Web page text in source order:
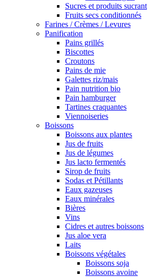
Sucres et produits sucrant
Fruits secs conditionnés
Farines / Crèmes / Levures
Panification
Pains grillés
Biscottes
Croutons
Pains de mie
Galettes riz/mais
Pain nutrition bio
Pain hamburger
Tartines craquantes
Viennoiseries
Boissons
Boissons aux plantes
Jus de fruits
Jus de légumes
Jus lacto fermentés
Sirop de fruits
Sodas et Pétillants
Eaux gazeuses
Eaux minérales
Bières
Vins
Cidres et autres boissons
Jus aloe vera
Laits
Boissons végétales
Boissons soja
Boissons avoine